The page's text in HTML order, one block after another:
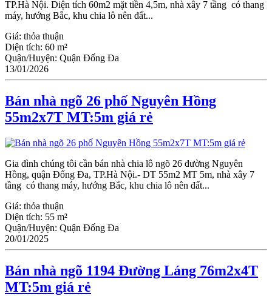
TP.Hà Nội. Diện tích 60m2 mặt tiền 4,5m, nhà xây 7 tầng có thang
máy, hướng Bắc, khu chia lô nên đất...
Giá: thỏa thuận
Diện tích: 60 m²
Quận/Huyện: Quận Đống Đa
13/01/2026
Bán nhà ngõ 26 phố Nguyên Hồng
55m2x7T MT:5m giá rẻ
Gia đình chúng tôi cần bán nhà chia lô ngõ 26 đường Nguyên
Hồng, quận Đống Đa, TP.Hà Nội.- DT 55m2 MT 5m, nhà xây 7
tầng có thang máy, hướng Bắc, khu chia lô nên đất...
Giá: thỏa thuận
Diện tích: 55 m²
Quận/Huyện: Quận Đống Đa
20/01/2025
Bán nhà ngõ 1194 Đường Láng 76m2x4T
MT:5m giá rẻ